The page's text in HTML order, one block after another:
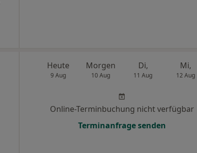
Heute
9 Aug
Morgen
10 Aug
Di,
11 Aug
Mi,
12 Aug
Online-Terminbuchung nicht verfügbar
Terminanfrage senden